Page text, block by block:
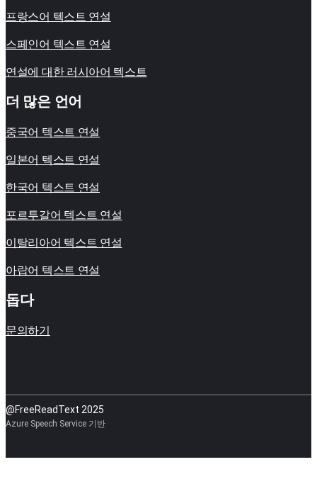
프랑스어 텍스트 연설
스페인어 텍스트 연설
연설에 대한 러시아어 텍스트
더 많은 언어
중국어 텍스트 연설
일본어 텍스트 연설
한국어 텍스트 연설
포르투갈어 텍스트 연설
이탈리아어 텍스트 연설
아랍어 텍스트 연설
돕다
문의하기
@FreeReadText 2025
Azure Speech Service 기반